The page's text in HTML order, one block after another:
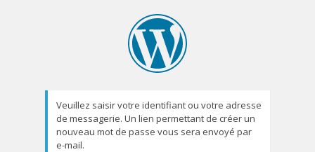
Veuillez saisir votre identifiant ou votre adresse
de messagerie. Un lien permettant de créer un
nouveau mot de passe vous sera envoyé par
e-mail.